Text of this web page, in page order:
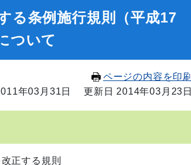
る条例施行規則（平成17
ついて
ページの内容を印刷
年03月31日
更新日 2014年03月23日
正する規則